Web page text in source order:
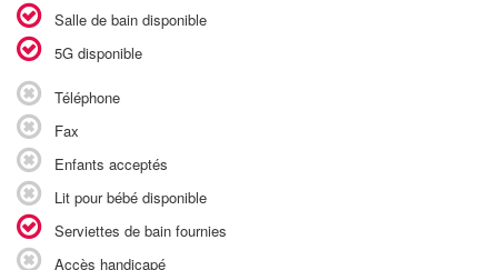
Salle de bain disponible
5G disponible
Téléphone
Fax
Enfants acceptés
Lit pour bébé disponible
Serviettes de bain fournies
Accès handicapé